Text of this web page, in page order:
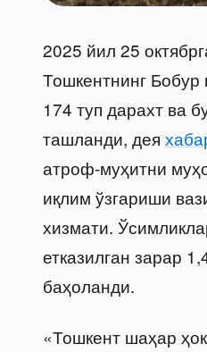
2025 йил 25
Тошкентнинг
174 туп дарахт ва
ташланди, дея
атроф-муҳитни
иқлим ўзгариши
хизмати.
етказилган зарар
баҳоланди.
«Тошкент шаҳар